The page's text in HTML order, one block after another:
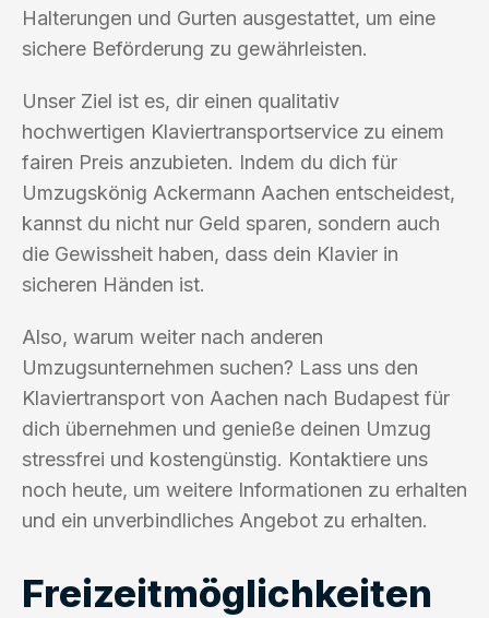
Halterungen und Gurten ausgestattet, um eine
sichere Beförderung zu gewährleisten.
Unser Ziel ist es, dir einen qualitativ
hochwertigen Klaviertransportservice zu einem
fairen Preis anzubieten. Indem du dich für
Umzugskönig Ackermann Aachen entscheidest,
kannst du nicht nur Geld sparen, sondern auch
die Gewissheit haben, dass dein Klavier in
sicheren Händen ist.
Also, warum weiter nach anderen
Umzugsunternehmen suchen? Lass uns den
Klaviertransport von Aachen nach Budapest für
dich übernehmen und genieße deinen Umzug
stressfrei und kostengünstig. Kontaktiere uns
noch heute, um weitere Informationen zu erhalten
und ein unverbindliches Angebot zu erhalten.
Freizeitmöglichkeiten